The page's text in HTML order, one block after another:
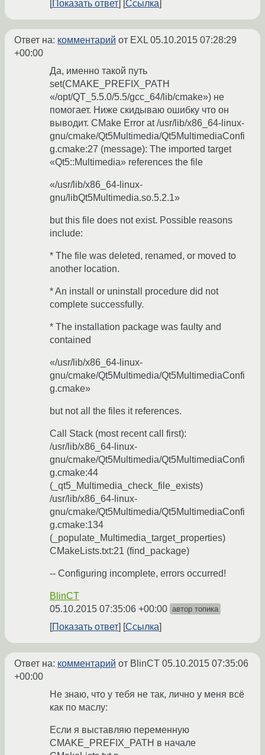
Показать ответ Ссылка
Ответ на: комментарий от EXL05.10.2015 07:28:29
+00:00
Да, именно такой путь
set(CMAKE_PREFIX_PATH
«/opt/QT_5.5.0/5.5/gcc_64/lib/cmake») не
помогает. Ниже скидываю ошибку что он
выводит. CMake Error at /usr/lib/x86_64-linux-
gnu/cmake/Qt5Multimedia/Qt5MultimediaConfi
g.cmake:27 (message): The imported target
«Qt5::Multimedia» references the file
«/usr/lib/x86_64-linux-
gnu/libQt5Multimedia.so.5.2.1»
but this file does not exist. Possible reasons
include:
* The file was deleted, renamed, or moved to
another location.
* An install or uninstall procedure did not
complete successfully.
* The installation package was faulty and
contained
«/usr/lib/x86_64-linux-
gnu/cmake/Qt5Multimedia/Qt5MultimediaConfi
g.cmake»
but not all the files it references.
Call Stack (most recent call first):
/usr/lib/x86_64-linux-
gnu/cmake/Qt5Multimedia/Qt5MultimediaConfi
g.cmake:44
(_qt5_Multimedia_check_file_exists)
/usr/lib/x86_64-linux-
gnu/cmake/Qt5Multimedia/Qt5MultimediaConfi
g.cmake:134
(_populate_Multimedia_target_properties)
CMakeLists.txt:21 (find_package)
-- Configuring incomplete, errors occurred!
BlinCT
05.10.2015 07:35:06 +00:00 автор топика
Показать ответ Ссылка
Ответ на: комментарий от BlinCT 05.10.2015 07:35:06
+00:00
Не знаю, что у тебя не так, лично у меня всё
как по маслу:
Если я выставляю переменную
CMAKE_PREFIX_PATH в начале